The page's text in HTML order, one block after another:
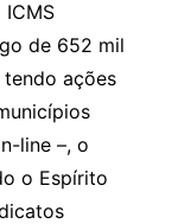
de 652 mil
tendo ações
line –, o
o Espírito